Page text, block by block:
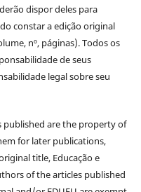
dispor deles para
constar a edição original
nº, páginas). Todos os
de seus
legal sobre seu
published are the property of
for later publications,
title, Educação e
of the articles published